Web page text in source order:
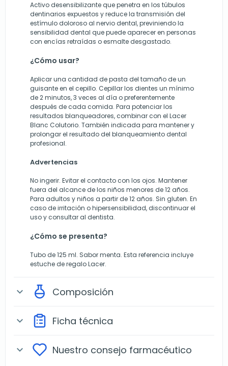
Activo desensibilizante que penetra en los túbulos
dentinarios expuestos y reduce la transmisión del
estímulo doloroso al nervio dental, previniendo la
sensibilidad dental que puede aparecer en personas
con encías retraídas o esmalte desgastado.
¿Cómo usar?
Aplicar una cantidad de pasta del tamaño de un
guisante en el cepillo. Cepillar los dientes un mínimo
de 2 minutos, 3 veces al día o preferentemente
después de cada comida. Para potenciar los
resultados blanqueadores, combinar con el Lacer
Blanc Colutorio. También indicada para mantener y
prolongar el resultado del blanqueamiento dental
profesional.
Advertencias
No ingerir. Evitar el contacto con los ojos. Mantener
fuera del alcance de los niños menores de 12 años.
Para adultos y niños a partir de 12 años. Sin gluten. En
caso de irritación o hipersensibilidad, discontinuar el
uso y consultar al dentista.
¿Cómo se presenta?
Tubo de 125 ml. Sabor menta. Esta referencia incluye
estuche de regalo Lacer.
expand_more Composición
expand_more Ficha técnica
expand_more Nuestro consejo farmacéutico